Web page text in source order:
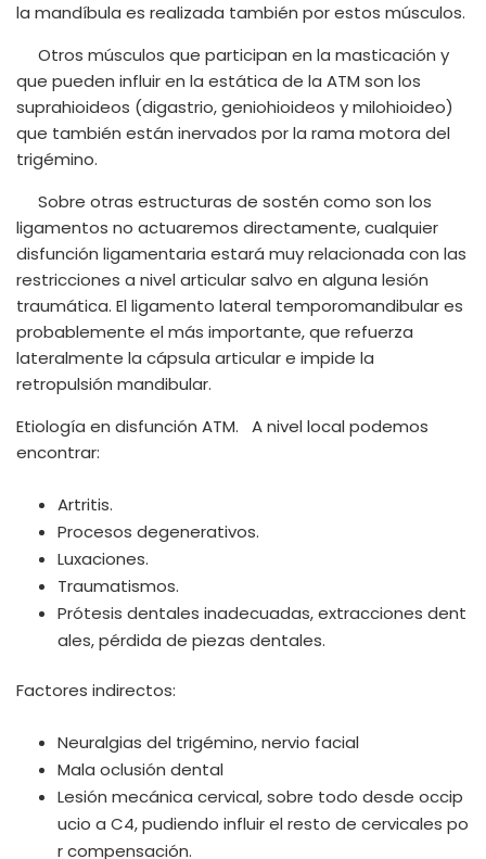
la mandíbula es realizada también por estos músculos.
Otros músculos que participan en la masticación y
que pueden influir en la estática de la ATM son los
suprahioideos (digastrio, geniohioideos y milohioideo)
que también están inervados por la rama motora del
trigémino.
Sobre otras estructuras de sostén como son los
ligamentos no actuaremos directamente, cualquier
disfunción ligamentaria estará muy relacionada con las
restricciones a nivel articular salvo en alguna lesión
traumática. El ligamento lateral temporomandibular es
probablemente el más importante, que refuerza
lateralmente la cápsula articular e impide la
retropulsión mandibular.
Etiología en disfunción ATM. A nivel local podemos
encontrar:
Artritis.
Procesos degenerativos.
Luxaciones.
Traumatismos.
Prótesis dentales inadecuadas, extracciones dent
ales, pérdida de piezas dentales.
Factores indirectos:
Neuralgias del trigémino, nervio facial
Mala oclusión dental
Lesión mecánica cervical, sobre todo desde occip
ucio a C4, pudiendo influir el resto de cervicales po
r compensación.